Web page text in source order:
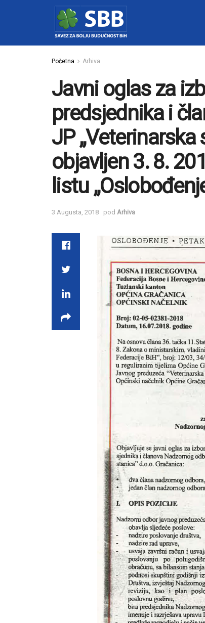
Početna Arhiva
Javni oglas za
predsjednika i
JP „Veterinarska
objavljen 3. 8.
listu
3 Augusta, 2018 pod Arhiva